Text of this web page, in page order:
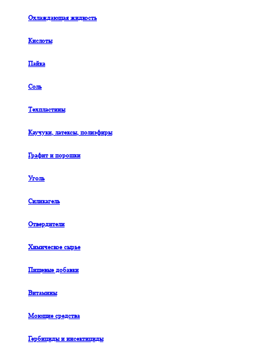
Охлаждающая жидкость
Кислоты
Пайка
Соль
Техпластины
Каучуки, латексы, полиэфиры
Графит и порошки
Уголь
Силикагель
Отвердители
Химическое сырье
Пищевые добавки
Витамины
Моющие средства
Гербициды и инсектициды